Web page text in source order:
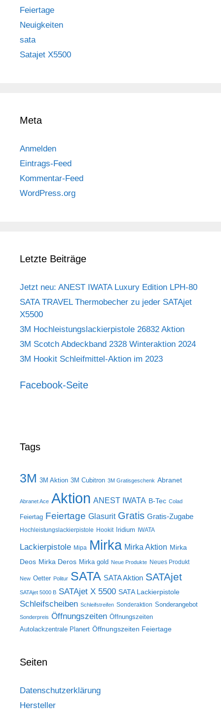
Feiertage
Neuigkeiten
sata
Satajet X5500
Meta
Anmelden
Eintrags-Feed
Kommentar-Feed
WordPress.org
Letzte Beiträge
Jetzt neu: ANEST IWATA Luxury Edition LPH-80
SATA TRAVEL Thermobecher zu jeder SATAjet
X5500
3M Hochleistungslackierpistole 26832 Aktion
3M Scotch Abdeckband 2328 Winteraktion 2024
3M Hookit Schleifmittel-Aktion im 2023
Facebook-Seite
Tags
3M 3M Aktion 3M Cubitron 3M Gratisgeschenk Abranet
Abranet Ace Aktion ANEST IWATA B-Tec Colad
Feiertag Feiertage Glasurit Gratis Gratis-Zugabe
Hochleistungslackierpistole Hookit Iridium IWATA
Lackierpistole Mipa Mirka Mirka Aktion Mirka
Deos Mirka Deros Mirka gold Neue Produkte Neues Produkt
New Oetter Politur SATA SATA Aktion SATAjet
SATAjet 5000 B SATAjet X 5500 SATA Lackierpistole
Schleifscheiben Schleifstreifen Sonderaktion Sonderangebot
Sonderpreis Öffnungszeiten Öffnungszeiten
Autolackzentrale Planert Öffnungszeiten Feiertage
Seiten
Datenschutzerklärung
Hersteller